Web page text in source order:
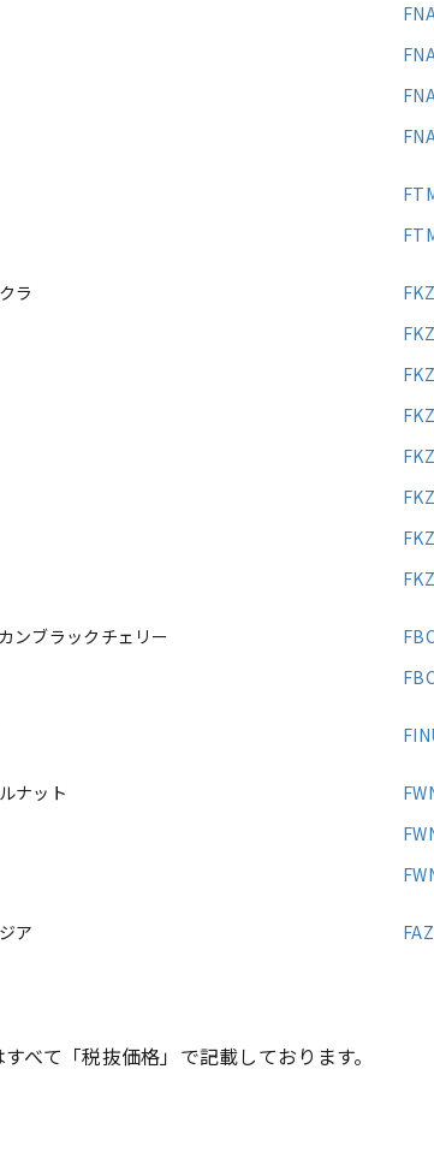
ラ
ンブラックチェリー
ナット
ア
べて「税抜価格」で記載しております。